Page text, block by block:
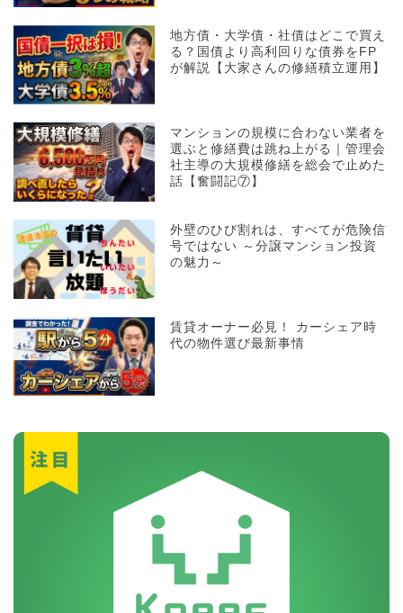
地方債・大学債・社債はどこで買え
る？国債より高利回りな債券をFP
が解説【大家さんの修繕積立運用】
マンションの規模に合わない業者を
選ぶと修繕費は跳ね上がる｜管理会
社主導の大規模修繕を総会で止めた
話【奮闘記⑦】
外壁のひび割れは、すべてが危険信
号ではない ～分譲マンション投資
の魅力～
賃貸オーナー必見！ カーシェア時
代の物件選び最新事情